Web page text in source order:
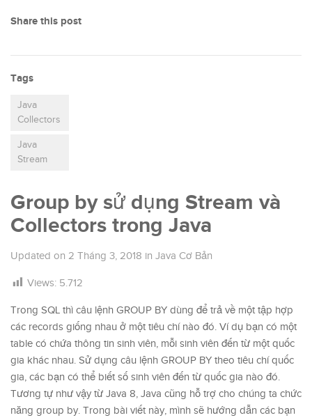
Share this post
Tags
Java
Collectors
Java
Stream
Group by sử dụng Stream và
Collectors trong Java
Updated on 2 Tháng 3, 2018 in Java Cơ Bản
Views: 5.712
Trong SQL thì câu lệnh GROUP BY dùng để trả về một tập hợp
các records giống nhau ở một tiêu chí nào đó. Ví dụ bạn có một
table có chứa thông tin sinh viên, mỗi sinh viên đến từ một quốc
gia khác nhau. Sử dụng câu lệnh GROUP BY theo tiêu chí quốc
gia, các bạn có thể biết số sinh viên đến từ quốc gia nào đó.
Tương tự như vậy từ Java 8, Java cũng hỗ trợ cho chúng ta chức
năng group by. Trong bài viết này, mình sẽ hướng dẫn các bạn